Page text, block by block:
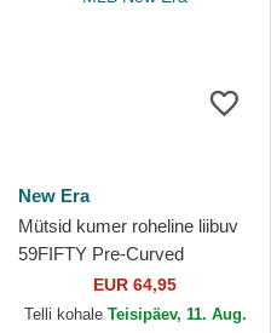
New Era
Mütsid kumer roheline liibuv
59FIFTY Pre-Curved
American Herringbone
Atlanta Braves MLB New Era
EUR 64,95
Telli kohale Teisipäev, 11. Aug.